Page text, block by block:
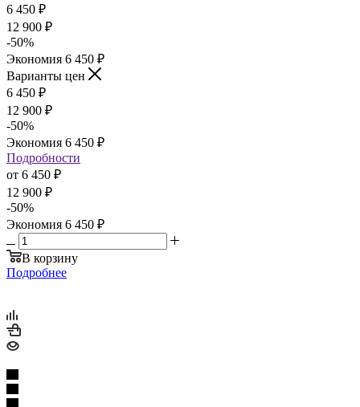
6 450 ₽
12 900 ₽
-50%
Экономия 6 450 ₽
Варианты цен
6 450 ₽
12 900 ₽
-50%
Экономия 6 450 ₽
Подробности
от 6 450 ₽
12 900 ₽
-50%
Экономия 6 450 ₽
В корзину
Подробнее